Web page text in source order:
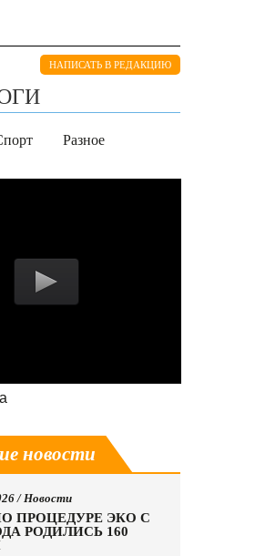
НАПИСАТЬ В РЕДАКЦИЮ
Разное
новости
/Новости
ПРОЦЕДУРЕ ЭКО С
РОДИЛИСЬ 160